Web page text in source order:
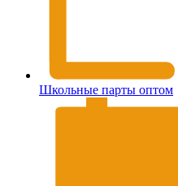
Школьные парты оптом